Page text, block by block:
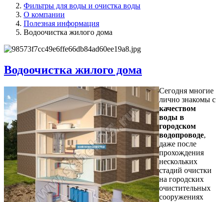
Фильтры для воды и очистка воды
О компании
Полезная информация
Водоочистка жилого дома
Водоочистка жилого дома
Сегодня многие
лично знакомы с
качеством
воды в
городском
водопроводе,
даже после
прохождения
нескольких
стадий очистки
на городских
очистительных
сооружениях